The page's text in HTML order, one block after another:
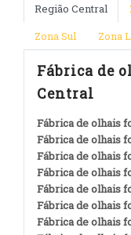
Região Central
Zona Sul
Zona
Fábrica de
Central
Fábrica de olhais
Fábrica de olhais
Fábrica de olhais
Fábrica de olhais
Fábrica de olhais
Fábrica de olhais
Fábrica de olhais